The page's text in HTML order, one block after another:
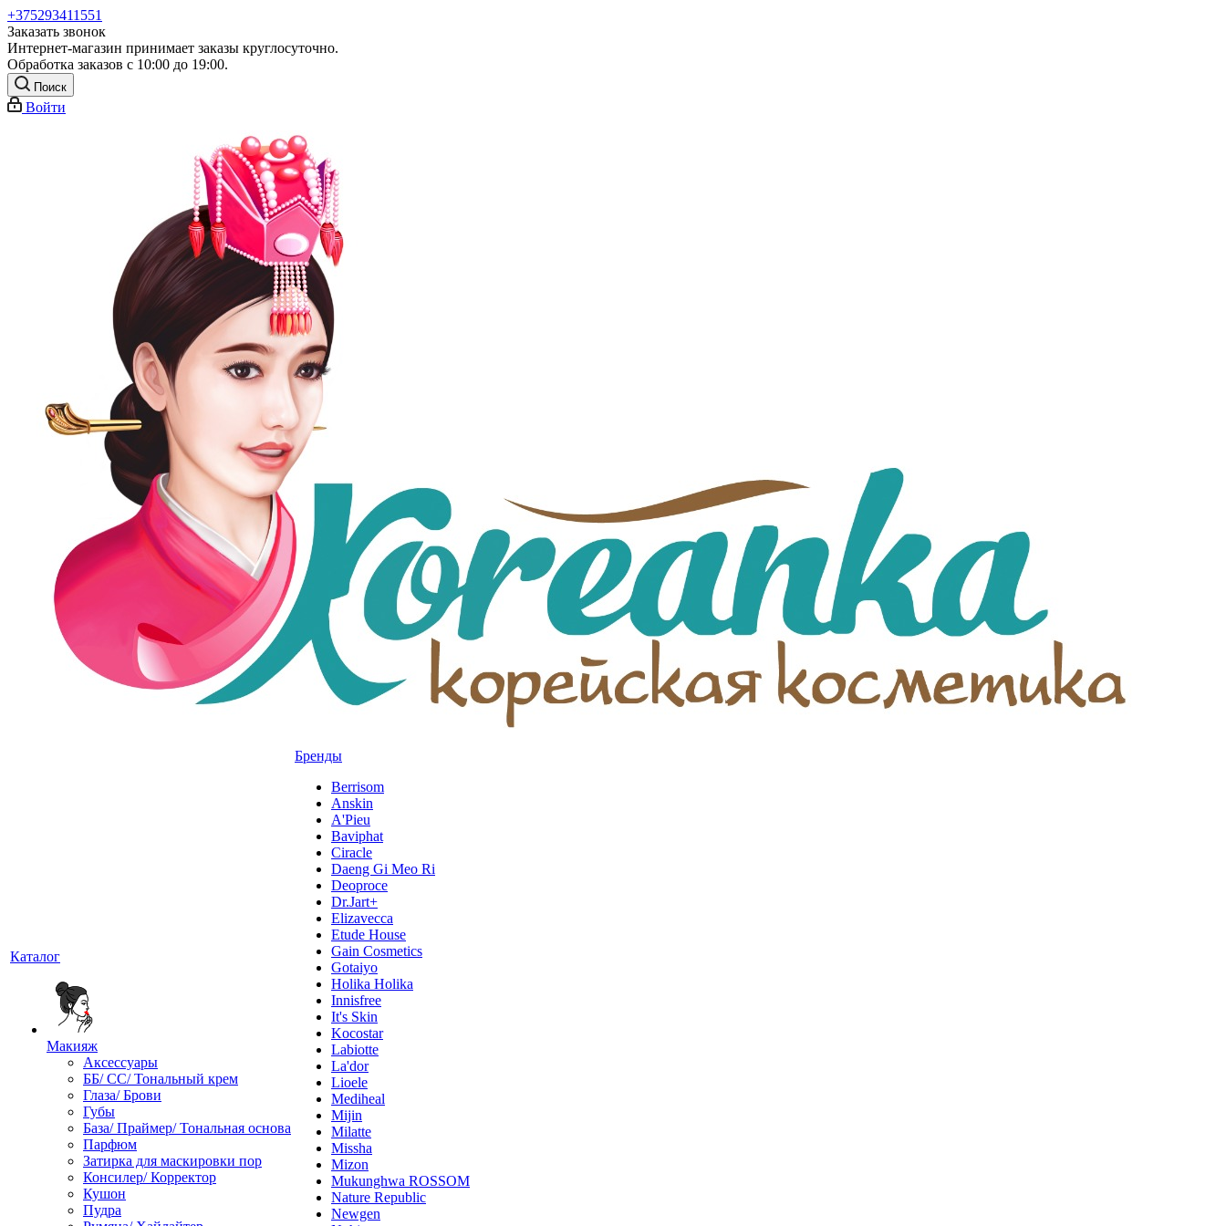
+375293411551
Заказать звонок
Интернет-магазин принимает заказы круглосуточно.
Обработка заказов с 10:00 до 19:00.
Поиск
Войти
Каталог
Макияж
Аксессуары
ББ/ СС/ Тональный крем
Глаза/ Брови
Губы
База/ Праймер/ Тональная основа
Парфюм
Затирка для маскировки пор
Консилер/ Корректор
Кушон
Пудра
Бренды
Berrisom
Anskin
A'Pieu
Baviphat
Ciracle
Daeng Gi Meo Ri
Deoproce
Dr.Jart+
Elizavecca
Etude House
Gain Cosmetics
Gotaiyo
Holika Holika
Innisfree
It's Skin
Kocostar
Labiotte
La'dor
Lioele
Mediheal
Mijin
Milatte
Missha
Mizon
Mukunghwa ROSSOM
Nature Republic
Newgen